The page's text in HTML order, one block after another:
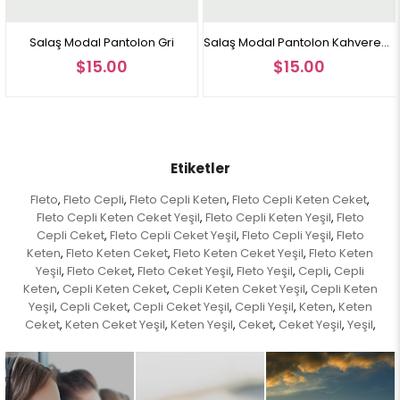
Not: Ürün renginde konsept fotoğraf çekimlerinden dolayı ton farkı
Modal Pantolon Gri
$15.00
Salaş Modal Pantolon Kahverengi
$15.00
Etiketler
Fleto, Fleto Cepli, Fleto Cepli Keten, Fleto Cepli Keten Ceket,
Fleto Cepli Keten Ceket Yeşil, Fleto Cepli Keten Yeşil, Fleto
Cepli Ceket, Fleto Cepli Ceket Yeşil, Fleto Cepli Yeşil, Fleto
Keten, Fleto Keten Ceket, Fleto Keten Ceket Yeşil, Fleto Keten
Yeşil, Fleto Ceket, Fleto Ceket Yeşil, Fleto Yeşil, Cepli, Cepli
Keten, Cepli Keten Ceket, Cepli Keten Ceket Yeşil, Cepli Keten
Yeşil, Cepli Ceket, Cepli Ceket Yeşil, Cepli Yeşil, Keten, Keten
Ceket, Keten Ceket Yeşil, Keten Yeşil, Ceket, Ceket Yeşil, Yeşil,